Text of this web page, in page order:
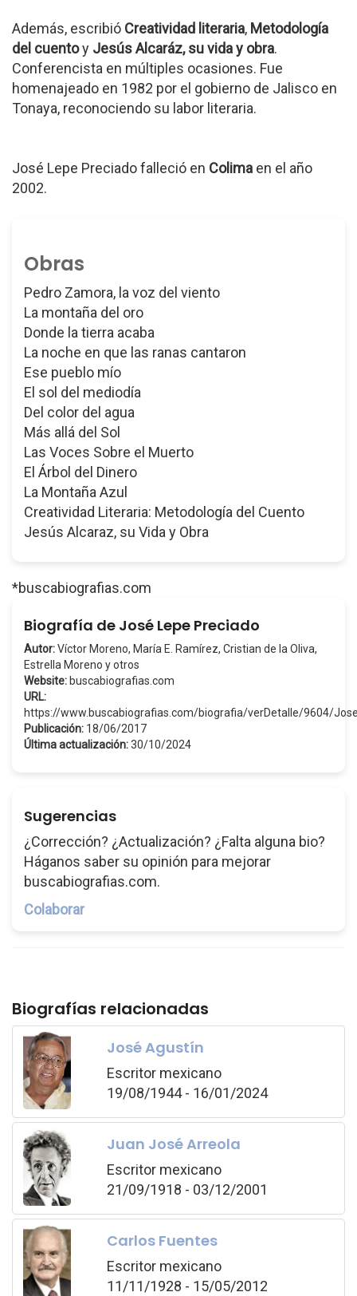
Además, escribió Creatividad literaria, Metodología
del cuentoy Jesús Alcaráz, su vida y obra.
Conferencista en múltiples ocasiones. Fue
homenajeado en 1982 por el gobierno de Jalisco en
Tonaya, reconociendo su labor literaria.
José Lepe Preciado falleció en Colima en el año
2002.
Obras
Pedro Zamora, la voz del viento
La montaña del oro
Donde la tierra acaba
La noche en que las ranas cantaron
Ese pueblo mío
El sol del mediodía
Del color del agua
Más allá del Sol
Las Voces Sobre el Muerto
El Árbol del Dinero
La Montaña Azul
Creatividad Literaria: Metodología del Cuento
Jesús Alcaraz, su Vida y Obra
*buscabiografias.com
Biografía de José Lepe Preciado
Autor:Víctor Moreno, María E. Ramírez, Cristian de la Oliva,
Estrella Moreno y otros
Website: buscabiografias.com
URL:
https://www.buscabiografias.com/biografia/verDetalle/9604/
Publicación: 18/06/2017
Última actualización:30/10/2024
Sugerencias
¿Corrección? ¿Actualización? ¿Falta alguna bio?
Háganos saber su opinión para mejorar
buscabiografias.com.
Colaborar
Biografías relacionadas
José Agustín
Escritor mexicano
19/08/1944 - 16/01/2024
Juan José Arreola
Escritor mexicano
21/09/1918 - 03/12/2001
Carlos Fuentes
Escritor mexicano
11/11/1928 - 15/05/2012